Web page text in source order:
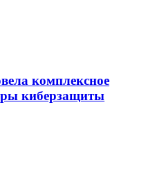
комплексное
киберзащиты